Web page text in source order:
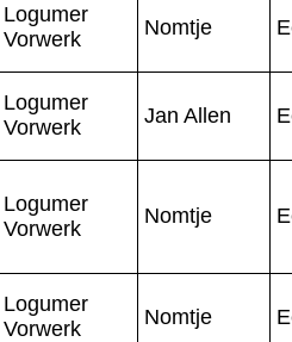
Logumer
Vorwerk
Nomtje
Logumer
Vorwerk
Jan Allen
Logumer
Vorwerk
Nomtje
Logumer
Vorwerk
Nomtje